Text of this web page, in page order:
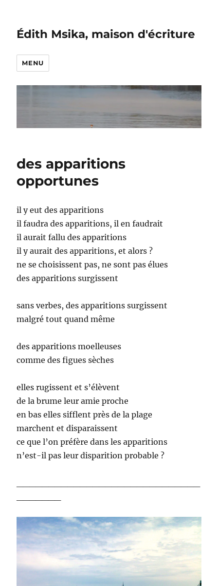
Édith Msika, maison d'écriture
MENU
des apparitions
opportunes
il y eut des apparitions
il faudra des apparitions, il en faudrait
il aurait fallu des apparitions
il y aurait des apparitions, et alors ?
ne se choisissent pas, ne sont pas élues
des apparitions surgissent
sans verbes, des apparitions surgissent
malgré tout quand même
des apparitions moelleuses
comme des figues sèches
elles rugissent et s’élèvent
de la brume leur amie proche
en bas elles sifflent près de la plage
marchent et disparaissent
ce que l’on préfère dans les apparitions
n’est-il pas leur disparition probable ?